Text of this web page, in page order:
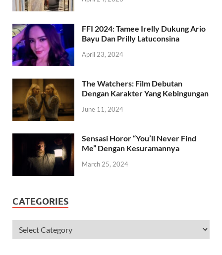
FFI 2024: Tamee Irelly Dukung Ario
Bayu Dan Prilly Latuconsina
April 23, 2024
The Watchers: Film Debutan
Dengan Karakter Yang Kebingungan
June 11, 2024
Sensasi Horor “You’ll Never Find
Me” Dengan Kesuramannya
March 25, 2024
CATEGORIES